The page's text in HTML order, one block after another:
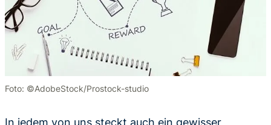
Foto: ©AdobeStock/Prostock-studio
In jedem von uns steckt auch ein gewisser